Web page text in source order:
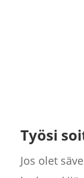
Työsi
Jos olet